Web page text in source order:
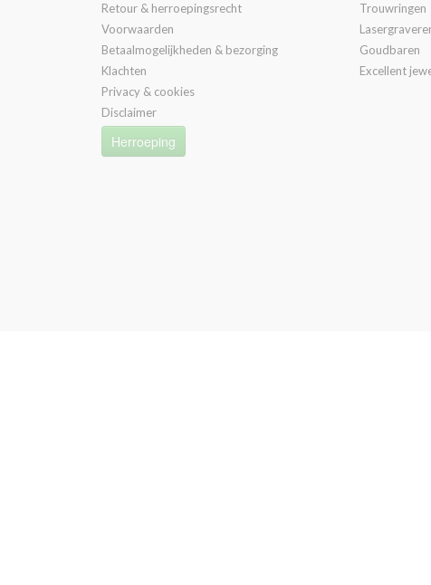
Retour & herroepingsrecht
Voorwaarden
Betaalmogelijkheden & bezorging
Klachten
Privacy & cookies
Disclaimer
Herroeping
Trouwringen
Goudbaren
Excellent